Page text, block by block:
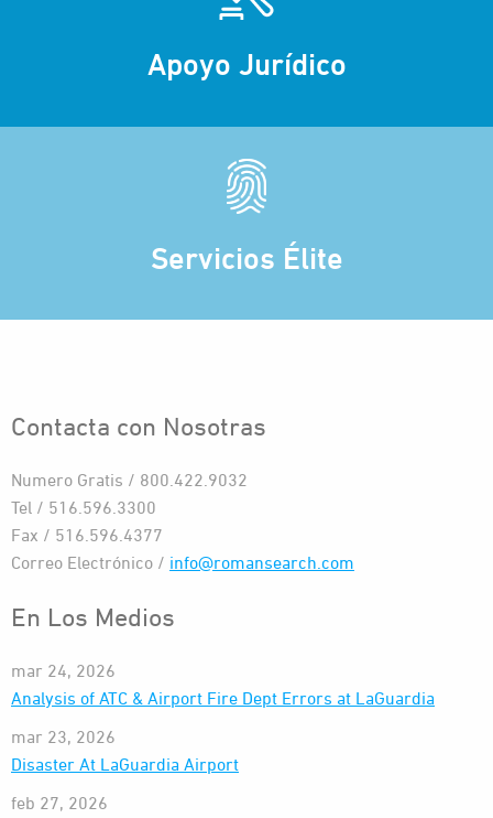
Apoyo Jurídico
Servicios Élite
Contacta con Nosotras
Numero Gratis / 800.422.9032
Tel / 516.596.3300
Fax / 516.596.4377
Correo Electrónico / info@romansearch.com
En Los Medios
mar 24, 2026
Analysis of ATC & Airport Fire Dept Errors at LaGuardia
mar 23, 2026
Disaster At LaGuardia Airport
feb 27, 2026